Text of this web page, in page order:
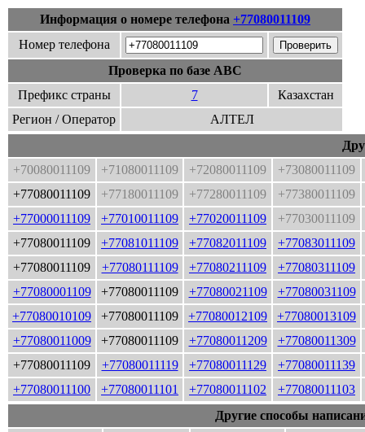
Информация о номере телефона +77080011109
Номер телефона
Проверка по базе ABC
Префикс страны
7
Казахстан
Регион / Оператор
АЛТЕЛ
+70080011109
+71080011109 +72080011109
+73080011109
+77080011109
+77180011109 +77280011109
+77380011109
+77000011109
+77010011109 +77020011109
+77030011109
+77080011109
+77081011109 +77082011109
+77083011109
+77080011109
+77080111109 +77080211109
+77080311109
+77080001109
+77080011109 +77080021109
+77080031109
+77080010109
+77080011109 +77080012109
+77080013109
+77080011009
+77080011109 +77080011209
+77080011309
+77080011109
+77080011119 +77080011129
+77080011139
+77080011100
+77080011101 +77080011102
+77080011103
Другие способы